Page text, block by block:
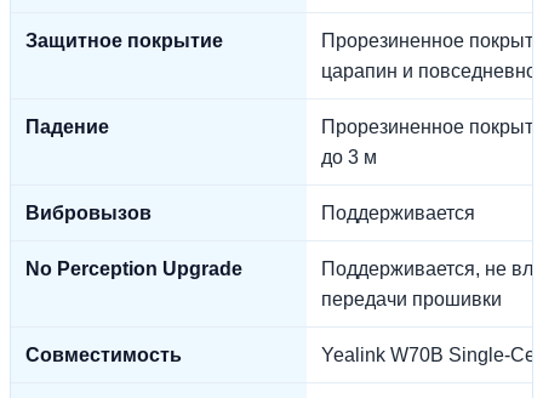
Защитное покрытие
Прорезиненное
царапин и
Падение
Прорезиненное
до 3 м
Вибровызов Поддерживается
No Perception Upgrade
Поддерживается, не
передачи прошивки
Совместимость Yealink W70B Single-